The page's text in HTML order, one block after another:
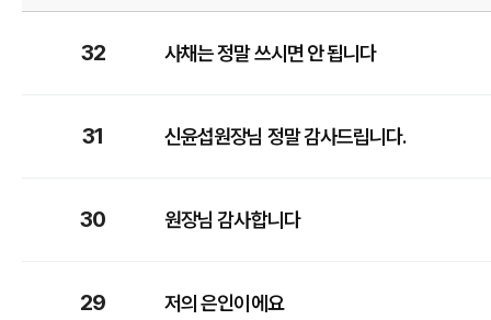
32 사채는 정말 쓰시면 안 됩니다
31 신윤섭원장님 정말 감사드립니다.
30 원장님 감사합니다
29 저의 은인이에요